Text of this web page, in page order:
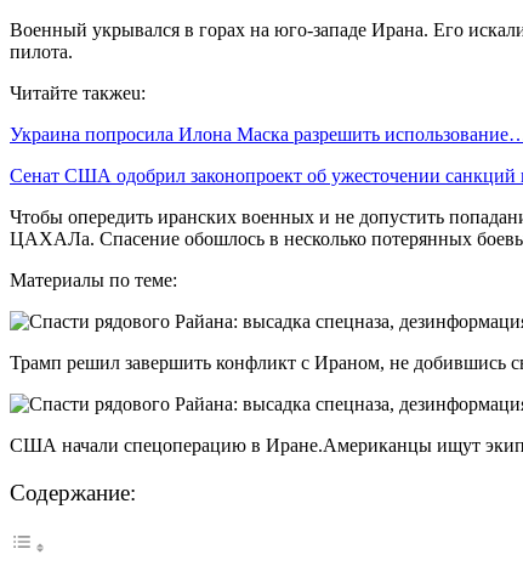
Военный укрывался в горах на юго-западе Ирана. Его
пилота.
Читайте такжеu:
Украина попросила Илона Маска разрешить
Сенат США одобрил законопроект об ужесточении
Чтобы опередить иранских военных и не допустить
ЦАХАЛа. Спасение обошлось в несколько потерянных
Материалы по теме:
Трамп решил завершить конфликт с Ираном, не добившись
США начали спецоперацию в Иране.Американцы ищут
Содержание: